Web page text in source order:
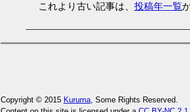
これより古い記事は、 投稿年一覧
Copyright © 2015 Kuruma, Some Rights Reserved.